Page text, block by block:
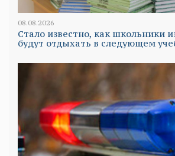
08.08.2026
Стало известно, как школьники
будут отдыхать в следующем